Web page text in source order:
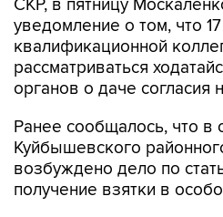
СКР, в пятницу
уведомление о том, что
квалификационной
рассматриваться
органов о даче согласия
Ранее сообщалось, что в
Куйбышевского
возбуждено дело по
получение взятки в